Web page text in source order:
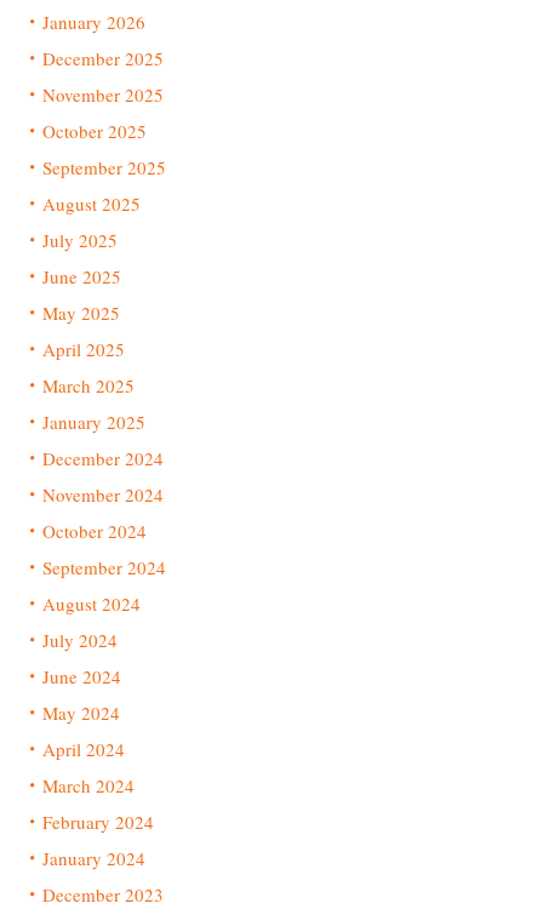
January 2026
December 2025
November 2025
October 2025
September 2025
August 2025
July 2025
June 2025
May 2025
April 2025
March 2025
January 2025
December 2024
November 2024
October 2024
September 2024
August 2024
July 2024
June 2024
May 2024
April 2024
March 2024
February 2024
January 2024
December 2023